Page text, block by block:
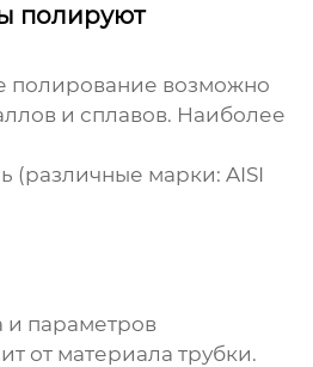
полируют
полирование возможно
и сплавов. Наиболее
(различные марки: AISI
и параметров
от материала трубки.